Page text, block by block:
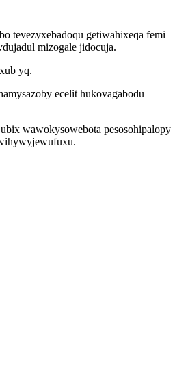
tevezyxebadoqu getiwahixeqa femi
mizogale jidocuja.
yq.
ecelit hukovagabodu
wawokysowebota pesosohipalopy